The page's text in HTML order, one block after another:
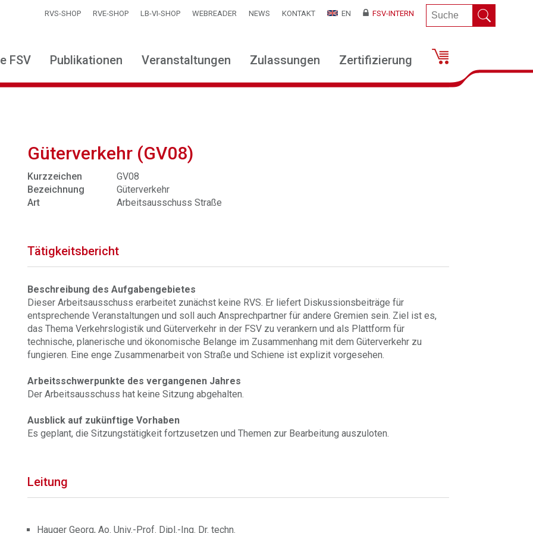
RVS-SHOP RVE-SHOP LB-VI-SHOP WEBREADER NEWS KONTAKT EN FSV-INTERN
FSV Publikationen Veranstaltungen Zulassungen Zertifizierung
Güterverkehr (GV08)
Kurzzeichen
GV08
Bezeichnung
Güterverkehr
Art
Arbeitsausschuss Straße
Tätigkeitsbericht
Beschreibung des Aufgabengebietes
Dieser Arbeitsausschuss erarbeitet zunächst keine RVS. Er liefert Diskussionsbeiträge für
entsprechende Veranstaltungen und soll auch Ansprechpartner für andere Gremien sein. Ziel ist es,
das Thema Verkehrslogistik und Güterverkehr in der FSV zu verankern und als Plattform für
technische, planerische und ökonomische Belange im Zusammenhang mit dem Güterverkehr zu
fungieren. Eine enge Zusammenarbeit von Straße und Schiene ist explizit vorgesehen.
Arbeitsschwerpunkte des vergangenen Jahres
Der Arbeitsausschuss hat keine Sitzung abgehalten.
Ausblick auf zukünftige Vorhaben
Es geplant, die Sitzungstätigkeit fortzusetzen und Themen zur Bearbeitung auszuloten.
Leitung
Hauger Georg, Ao. Univ.-Prof. Dipl.-Ing. Dr. techn.